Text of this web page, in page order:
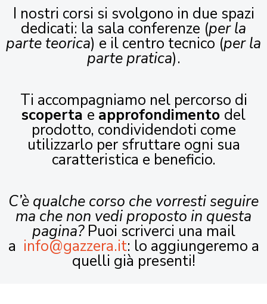
I nostri corsi si svolgono in due spazi
dedicati: la sala conferenze (per la
parte teorica) e il centro tecnico (per la
parte pratica).
Ti accompagniamo nel percorso di
scoperta e approfondimento del
prodotto, condividendoti come
utilizzarlo per sfruttare ogni sua
caratteristica e beneficio.
C’è qualche corso che vorresti seguire
ma che non vedi proposto in questa
pagina?Puoi scriverci una mail
a info@gazzera.it: lo aggiungeremo a
quelli già presenti!